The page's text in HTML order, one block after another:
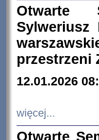
Otwarte
Sylweriusz
przestrzeni
12.01.2026
więcej...
Otwarte